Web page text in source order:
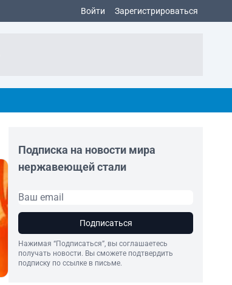
Войти Зарегистрироваться
Подписка на новости мира
нержавеющей стали
Подписаться
Нажимая “Подписаться”, вы соглашаетесь
получать новости. Вы сможете подтвердить
подписку по ссылке в письме.